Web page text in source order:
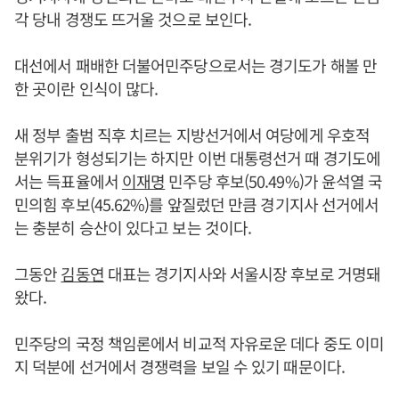
각 당내 경쟁도 뜨거울 것으로 보인다.
대선에서 패배한 더불어민주당으로서는 경기도가 해볼 만
한 곳이란 인식이 많다.
새 정부 출범 직후 치르는 지방선거에서 여당에게 우호적
분위기가 형성되기는 하지만 이번 대통령선거 때 경기도에
서는 득표율에서 이재명 민주당 후보(50.49%)가 윤석열 국
민의힘 후보(45.62%)를 앞질렀던 만큼 경기지사 선거에서
는 충분히 승산이 있다고 보는 것이다.
그동안김동연 대표는 경기지사와 서울시장 후보로 거명돼
왔다.
민주당의 국정 책임론에서 비교적 자유로운 데다 중도 이미
지 덕분에 선거에서 경쟁력을 보일 수 있기 때문이다.